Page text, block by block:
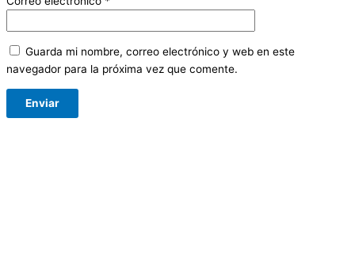
Guarda mi nombre, correo electrónico y web en este
navegador para la próxima vez que comente.